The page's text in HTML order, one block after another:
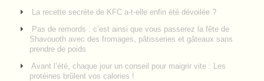
La recette secrète de KFC a-t-elle enfin été dévoilée ?
Pas de remords : c’est ainsi que vous passerez la fête de
Shavouoth avec des fromages, pâtisseries et gâteaux sans
prendre de poids
Avant l’été, chaque jour un conseil pour maigrir vite : Les
protéines brûlent vos calories !